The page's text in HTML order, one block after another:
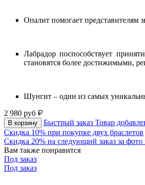
Опалит помогает представителям
Лабрадор поспособствует
становятся более достижимыми,
Шунгит – один из самых
2 980 руб
В корзину Быстрый заказ Товар
Скидка 10% при покупке двух браслетов
Скидка 20% на следующий заказ за фото
Вам также понравится
Под заказ
Под заказ